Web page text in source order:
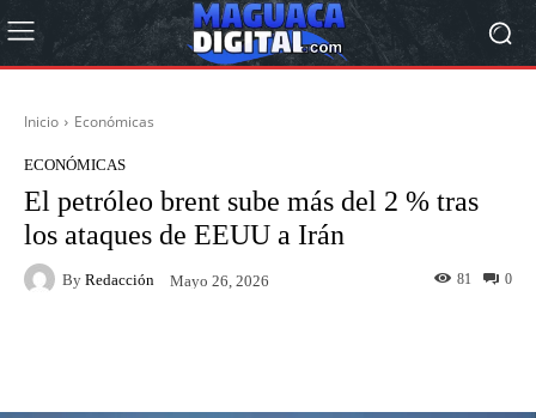
Inicio Económicas
ECONÓMICAS
El petróleo brent sube más del 2 % tras
los ataques de EEUU a Irán
By Redacción Mayo 26, 2026 0
81